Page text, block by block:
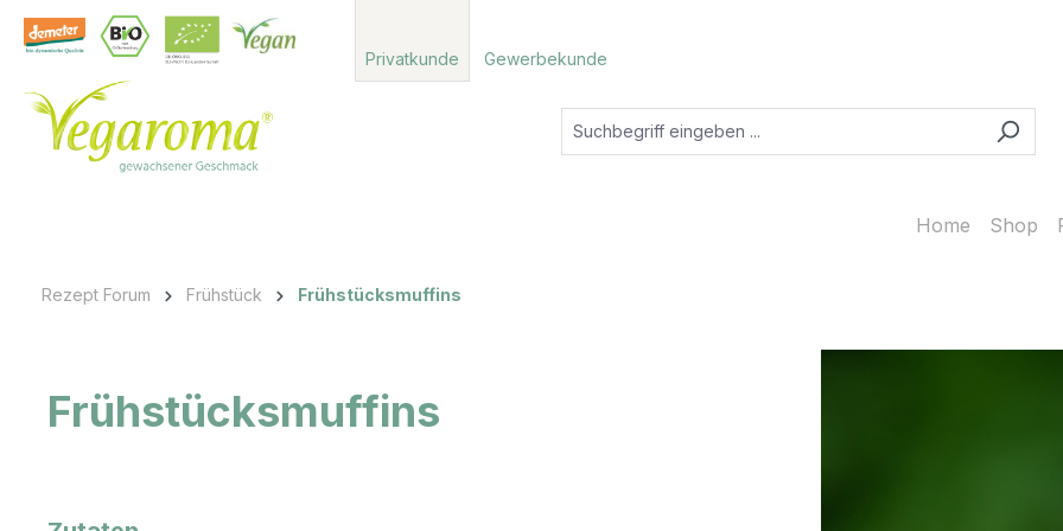
Hauptinhalt springen
Zur Suche springen
Zur Hauptnavigation springen
Privatkunde
Gewerbekunde
Home Shop
Rezept Forum Frühstück Frühstücksmuffins
Frühstücksmuffins